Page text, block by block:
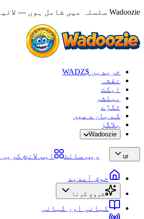
Wadoozie سلسلہ میں شامل ہوں — لائیو واقعات، اعدادوشمار اور ردعمل دیکھیں
خریدیں $WADZ
نقشہ
ایکٹ
پبلشر
ٹکڑے
کے بارے میں
بلاگز
Wadoozie
ur ویب سائٹ ایپ لانچ کریں۔
خوش آمدید
شروع کرنا
کہانی اور کہانی